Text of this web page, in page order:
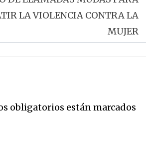
LA VIOLENCIA CONTRA LA
MUJER
obligatorios están marcados